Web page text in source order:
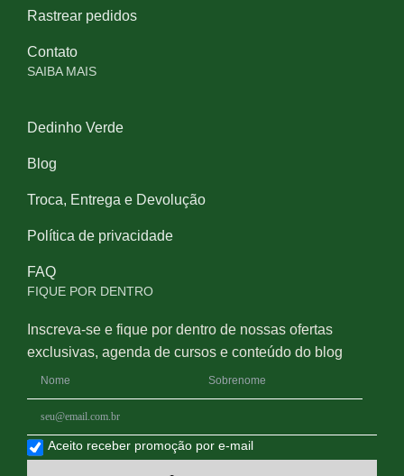
Rastrear pedidos
Contato
SAIBA MAIS
Dedinho Verde
Blog
Troca, Entrega e Devolução
Política de privacidade
FAQ
FIQUE POR DENTRO
Inscreva-se e fique por dentro de nossas ofertas
exclusivas, agenda de cursos e conteúdo do blog
Aceito receber promoção por e-mail